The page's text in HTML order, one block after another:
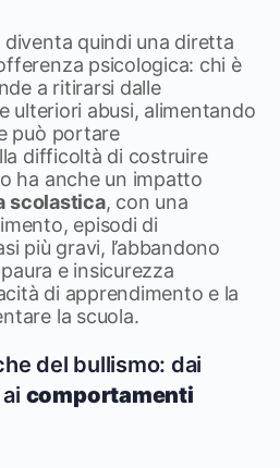
diventa quindi una diretta
psicologica: chi è
a ritirarsi dalle
ulteriori abusi, alimentando
può portare
difficoltà di costruire
ha anche un impatto
scolastica, con una
episodi di
più gravi, l’abbandono
e insicurezza
di apprendimento e la
la scuola.
del bullismo: dai
comportamenti